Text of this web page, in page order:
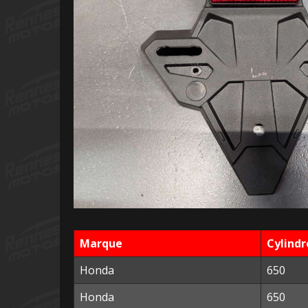
Marque
Honda
650
Honda
650